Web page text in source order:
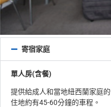
寄宿家庭
單人房(含餐)
提供給成人和當地紐西蘭家庭
住地約有45-60分鐘的車程。